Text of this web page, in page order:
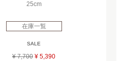
25cm
在庫一覧
SALE
¥ 7,700 ¥ 5,390